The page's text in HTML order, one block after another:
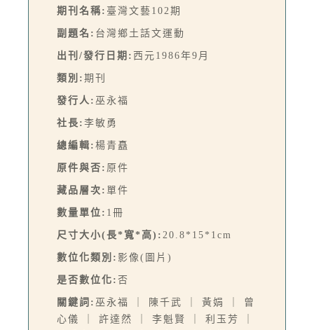
期刊名稱: 臺灣文藝102期
副題名: 台灣鄉土話文運動
出刊/發行日期: 西元1986年9月
類別: 期刊
發行人: 巫永福
社長: 李敏勇
總編輯: 楊青矗
原件與否: 原件
藏品層次: 單件
數量單位: 1冊
尺寸大小(長*寬*高): 20.8*15*1cm
數位化類別: 影像(圖片)
是否數位化: 否
關鍵詞: 巫永福 ｜ 陳千武 ｜ 黃娟 ｜ 曾
心儀 ｜ 許達然 ｜ 李魁賢 ｜ 利玉芳 ｜